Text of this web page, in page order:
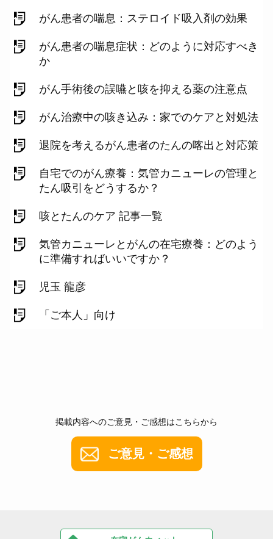
がん患者の喘息：ステロイド吸入剤の効果
がん患者の喘息症状：どのように対応すべき
か
がん手術後の誤嚥と咳を抑える薬の注意点
がん治療中の咳き込み：家でのケアと対処法
退院を考えるがん患者のたんの喀出と対応策
自宅でのがん療養：気管カニューレの管理と
たん吸引をどうするか？
咳とたんのケア 記事一覧
気管カニューレとがんの在宅療養：どのよう
に準備すればいいですか？
児玉 龍彦
「ご本人」向け
掲載内容へのご意見・ご感想はこちらから
ご意見・ご感想